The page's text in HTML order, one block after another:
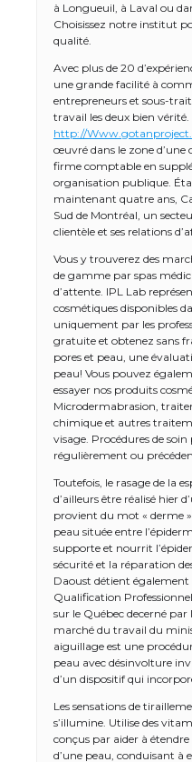
à Longueuil, à Laval ou
Choisissez notre institut
qualité.
Avec plus de 20
une grande facilité à
entrepreneurs et sous-
travail les deux bien
http://
œuvré dans le zone
firme comptable en
organisation publique.
maintenant quatre ans,
Sud de Montréal, un
clientèle et ses relations
Vous y trouverez des
de gamme par spas
d’attente. IPL Lab
cosmétiques disponibles
uniquement par les
gratuite et obtenez sans
pores et peau, une
peau! Vous pouvez
essayer nos produits
Microdermabrasion,
chimique et autres
visage. Procédures de
régulièrement ou
Toutefois, le rasage de la
d’ailleurs être réalisé hier
provient du mot « derme
peau située entre
supporte et nourrit
sécurité et la réparation
Daoust détient également
Qualification
sur le Québec decerné
marché du travail du
aiguillage est une
peau avec désinvolture
d’un dispositif qui
Les sensations de
s’illumine. Utilise des
conçus par aider à
d’une peau, conduisant à